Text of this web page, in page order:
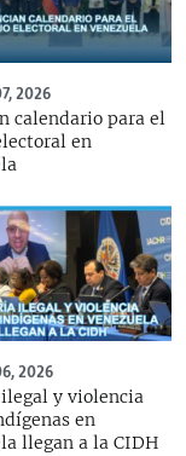
2026
calendario para el
en
2026
y violencia
en
llegan a la CIDH